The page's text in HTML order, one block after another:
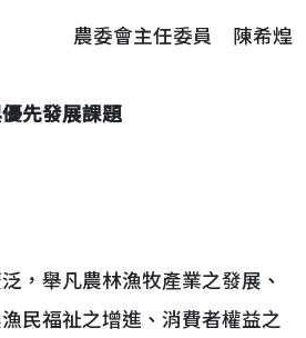
農委會主任委員 陳希煌
先發展課題
舉凡農林漁牧產業之發展、
民福祉之增進、消費者權益之